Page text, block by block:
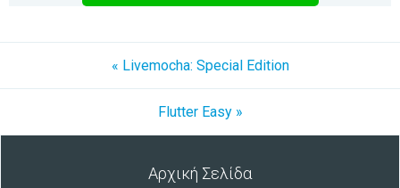
« Livemocha: Special Edition
Flutter Easy »
Αρχική Σελίδα